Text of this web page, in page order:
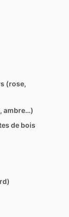
(rose,
ambre…)
de bois